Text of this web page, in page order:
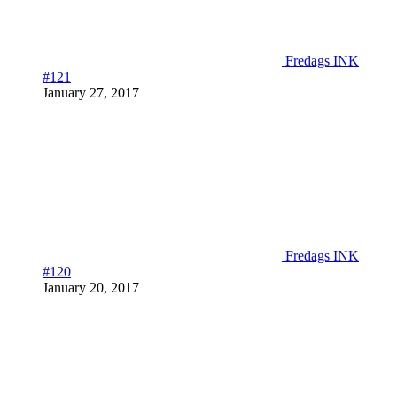
Fredags INK
#121
January 27, 2017
Fredags INK
#120
January 20, 2017